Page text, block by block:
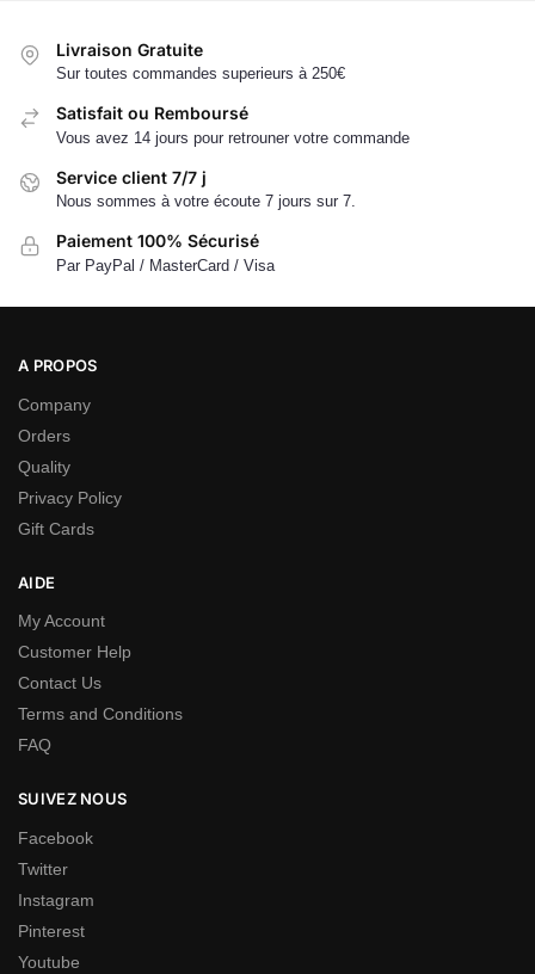
Livraison Gratuite
Sur toutes commandes superieurs à 250€
Satisfait ou Remboursé
Vous avez 14 jours pour retrouner votre commande
Service client 7/7 j
Nous sommes à votre écoute 7 jours sur 7.
Paiement 100% Sécurisé
Par PayPal / MasterCard / Visa
A PROPOS
Company
Orders
Quality
Privacy Policy
Gift Cards
AIDE
My Account
Customer Help
Contact Us
Terms and Conditions
FAQ
SUIVEZ NOUS
Facebook
Twitter
Instagram
Pinterest
Youtube